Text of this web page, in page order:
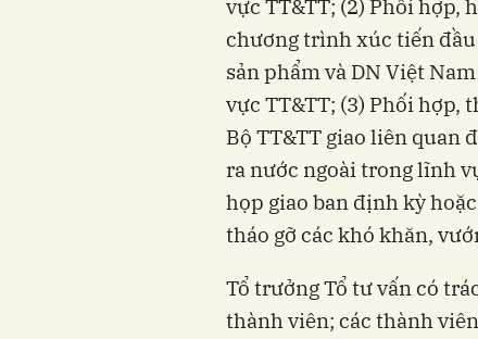
vực TT&TT; (2) Phối hợp,
chương trình xúc tiến
sản phẩm và DN Việt
vực TT&TT; (3) Phối hợp,
Bộ TT&TT giao liên quan
ra nước ngoài trong lĩnh
họp giao ban định kỳ
tháo gỡ các khó khăn,
Tổ trưởng Tổ tư vấn có
thành viên; các thành